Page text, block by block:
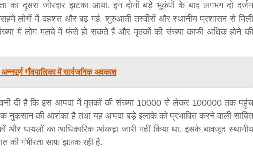
दूसरा जोरदार झटका आया. इन दोनों बड़े भूकंपों के बाद लगभग दो दर्जन
लोगों में दहशत और बढ़ गई. शुरुआती तस्वीरों और स्थानीय प्रशासन से मिली
में लोग मलबे में फंसे हो सकते हैं और मृतकों की संख्या काफी अधिक होने की
अन्नपूर्ण गाँवपालिका में सार्वजनिक अवकाश
दी है कि इस आपदा में मृतकों की संख्या 10000 से लेकर 100000 तक पहुंच
नुकसान की आशंका है तथा यह आपदा बड़े इलाके को प्रभावित करने वाली साबित
और घायलों का आधिकारिक आंकड़ा जारी नहीं किया था. इसके बावजूद स्थानीय
की गंभीरता साफ झलक रही है.
बड़े अंतर से जीत हासिल करुँंगी –रेणु दाहाल
सदस्य के रूप में अपनी उम्मीदवारी दे चुकी रेणु दाहाल ने कहा है